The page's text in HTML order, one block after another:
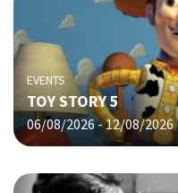
EVENTS
TOY STORY 5
06/08/2026 - 12/08/2026